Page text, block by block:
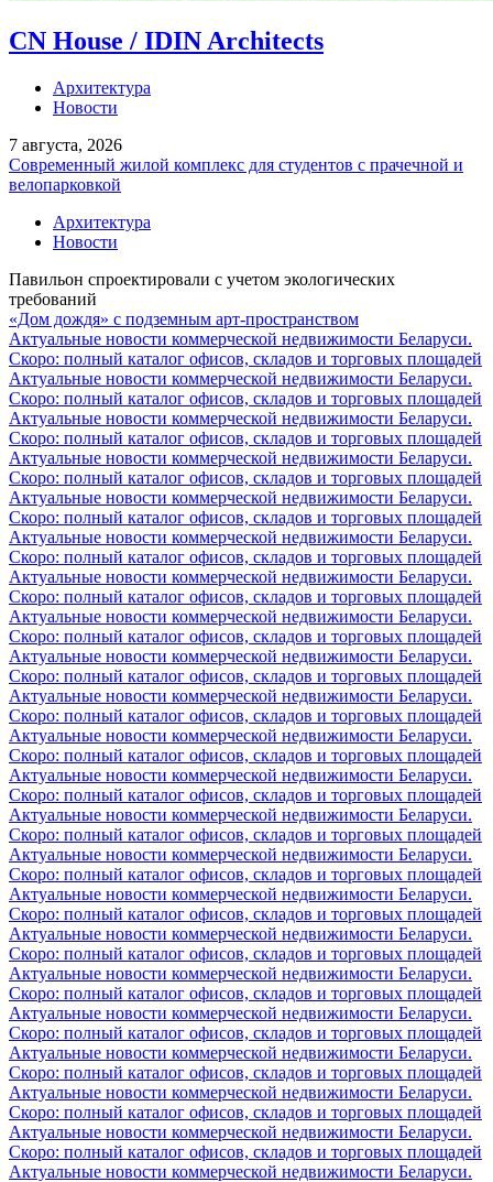
CN House / IDIN Architects
Архитектура
Новости
7 августа, 2026
Современный жилой комплекс для студентов с прачечной и
велопарковкой
Архитектура
Новости
Павильон спроектировали с учетом экологических
требований
«Дом дождя» с подземным арт-пространством
Актуальные новости коммерческой недвижимости Беларуси.
Скоро: полный каталог офисов, складов и торговых площадей
Актуальные новости коммерческой недвижимости Беларуси.
Скоро: полный каталог офисов, складов и торговых площадей
Актуальные новости коммерческой недвижимости Беларуси.
Скоро: полный каталог офисов, складов и торговых площадей
Актуальные новости коммерческой недвижимости Беларуси.
Скоро: полный каталог офисов, складов и торговых площадей
Актуальные новости коммерческой недвижимости Беларуси.
Скоро: полный каталог офисов, складов и торговых площадей
Актуальные новости коммерческой недвижимости Беларуси.
Скоро: полный каталог офисов, складов и торговых площадей
Актуальные новости коммерческой недвижимости Беларуси.
Скоро: полный каталог офисов, складов и торговых площадей
Актуальные новости коммерческой недвижимости Беларуси.
Скоро: полный каталог офисов, складов и торговых площадей
Актуальные новости коммерческой недвижимости Беларуси.
Скоро: полный каталог офисов, складов и торговых площадей
Актуальные новости коммерческой недвижимости Беларуси.
Скоро: полный каталог офисов, складов и торговых площадей
Актуальные новости коммерческой недвижимости Беларуси.
Скоро: полный каталог офисов, складов и торговых площадей
Актуальные новости коммерческой недвижимости Беларуси.
Скоро: полный каталог офисов, складов и торговых площадей
Актуальные новости коммерческой недвижимости Беларуси.
Скоро: полный каталог офисов, складов и торговых площадей
Актуальные новости коммерческой недвижимости Беларуси.
Скоро: полный каталог офисов, складов и торговых площадей
Актуальные новости коммерческой недвижимости Беларуси.
Скоро: полный каталог офисов, складов и торговых площадей
Актуальные новости коммерческой недвижимости Беларуси.
Скоро: полный каталог офисов, складов и торговых площадей
Актуальные новости коммерческой недвижимости Беларуси.
Скоро: полный каталог офисов, складов и торговых площадей
Актуальные новости коммерческой недвижимости Беларуси.
Скоро: полный каталог офисов, складов и торговых площадей
Актуальные новости коммерческой недвижимости Беларуси.
Скоро: полный каталог офисов, складов и торговых площадей
Актуальные новости коммерческой недвижимости Беларуси.
Скоро: полный каталог офисов, складов и торговых площадей
Актуальные новости коммерческой недвижимости Беларуси.
Скоро: полный каталог офисов, складов и торговых площадей
Актуальные новости коммерческой недвижимости Беларуси.